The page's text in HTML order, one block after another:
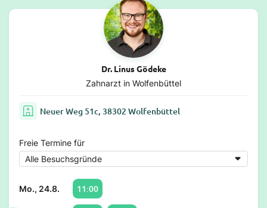
Dr. Linus Gödeke
Zahnarzt in Wolfenbüttel
Neuer Weg 51c, 38302 Wolfenbüttel
Freie Termine für
Mo., 24.8. 11:00